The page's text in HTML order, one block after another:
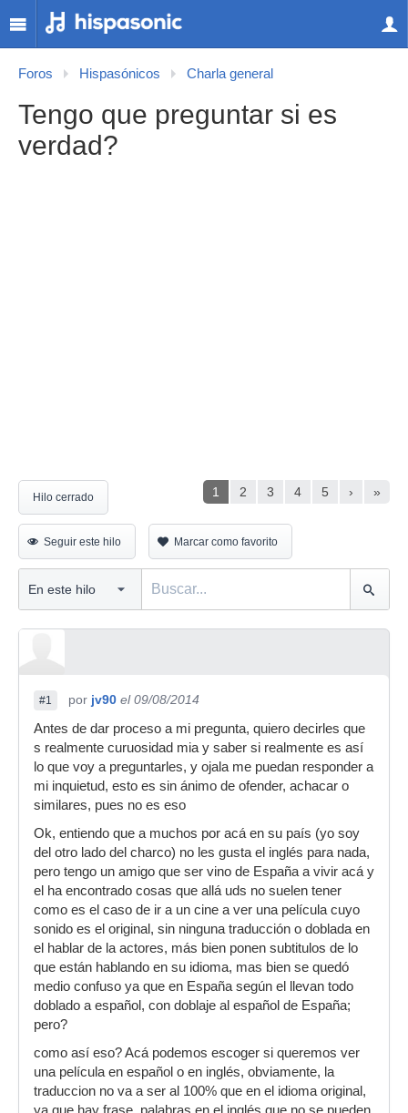
Foros Hispasónicos Charla general
Tengo que preguntar si es
verdad?
1 2 3 4 5 › »
Hilo cerrado
Seguir este hilo Marcar como favorito
#1 por jv90 el 09/08/2014
Antes de dar proceso a mi pregunta, quiero decirles que
s realmente curuosidad mia y saber si realmente es así
lo que voy a preguntarles, y ojala me puedan responder a
mi inquietud, esto es sin ánimo de ofender, achacar o
similares, pues no es eso
Ok, entiendo que a muchos por acá en su país (yo soy
del otro lado del charco) no les gusta el inglés para nada,
pero tengo un amigo que ser vino de España a vivir acá y
el ha encontrado cosas que allá uds no suelen tener
como es el caso de ir a un cine a ver una película cuyo
sonido es el original, sin ninguna traducción o doblada en
el hablar de la actores, más bien ponen subtitulos de lo
que están hablando en su idioma, mas bien se quedó
medio confuso ya que en España según el llevan todo
doblado a español, con doblaje al español de España;
pero?
como así eso? Acá podemos escoger si queremos ver
una película en español o en inglés, obviamente, la
traduccion no va a ser al 100% que en el idioma original,